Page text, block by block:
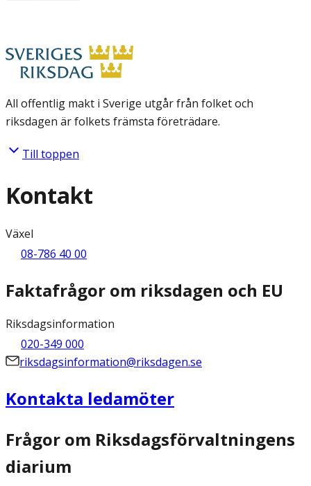
All offentlig makt i Sverige utgår från folket och
riksdagen är folkets främsta företrädare.
Till toppen
Kontakt
Växel
08-786 40 00
Faktafrågor om riksdagen och EU
Riksdagsinformation
020-349 000
riksdagsinformation@riksdagen.se
Kontakta ledamöter
Frågor om Riksdagsförvaltningens
diarium